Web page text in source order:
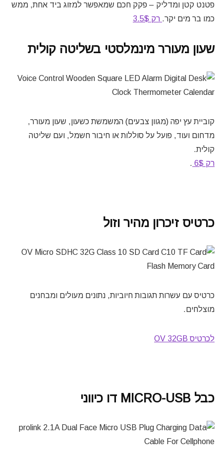
פטנט קטן ומדליק – פקק חכם שמאפשר למזוג ביד אחת, ממש
כמו בר מים יקר. רק 3.5$
שעון מעורר מינמלסטי בשליטה קולית
קוביית עץ יפה (מגוון צבעים) המשמשת כשעון, שעון מעורר,
מדחום ועוד, פועל על סוללות או חיבור חשמל, ועם שליטה
קולית.
רק 6$
.
כרטיס זיכרון מהיר וזול
כרטיס עם עשרות תגובות חיוביות, נתונים מעולים ומבחנים
מוצלחים.
לכרטיס OV 32GB
כבל MICRO-USB דו כיווני